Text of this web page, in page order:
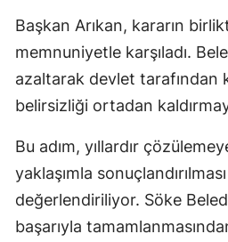
Başkan Arıkan, kararın
memnuniyetle karşıladı.
azaltarak devlet tarafından
belirsizliği ortadan
Bu adım, yıllardır
yaklaşımla
değerlendiriliyor. Söke
başarıyla